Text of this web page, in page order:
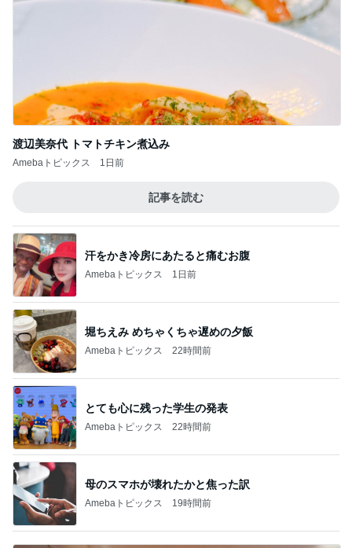
渡辺美奈代 トマトチキン煮込み
Amebaトピックス 1日前
記事を読む
汗をかき冷房にあたると痛むお腹
Amebaトピックス 1日前
堀ちえみ めちゃくちゃ遅めの夕飯
Amebaトピックス 22時間前
とても心に残った学生の発表
Amebaトピックス 22時間前
母のスマホが壊れたかと焦った訳
Amebaトピックス 19時間前